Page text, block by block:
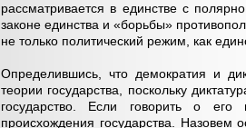
рассматривается в единстве с
законе единства и «борьбы»
не только политический режим, как
Определившись, что демократия и
теории государства, поскольку
государство. Если говорить о его
происхождения государства. Назовем